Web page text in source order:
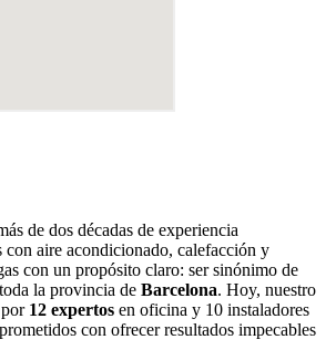
de dos décadas de experiencia
con aire acondicionado, calefacción y
con un propósito claro: ser sinónimo de
la provincia de Barcelona. Hoy, nuestro
12 expertos en oficina y 10 instaladores
con ofrecer resultados impecables